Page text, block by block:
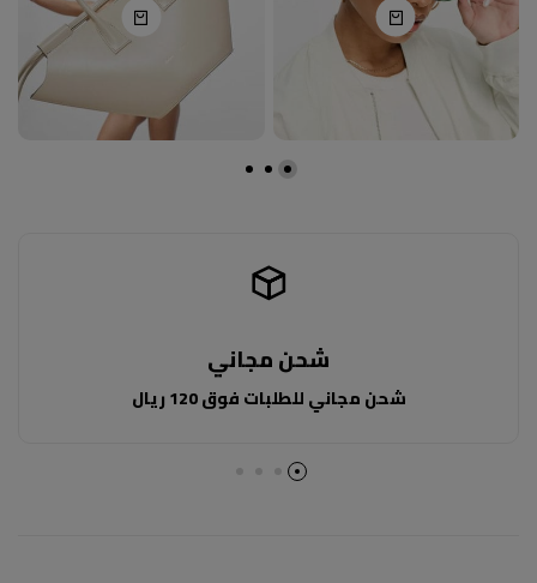
شحن مجاني
شحن مجاني للطلبات فوق 120 ريال